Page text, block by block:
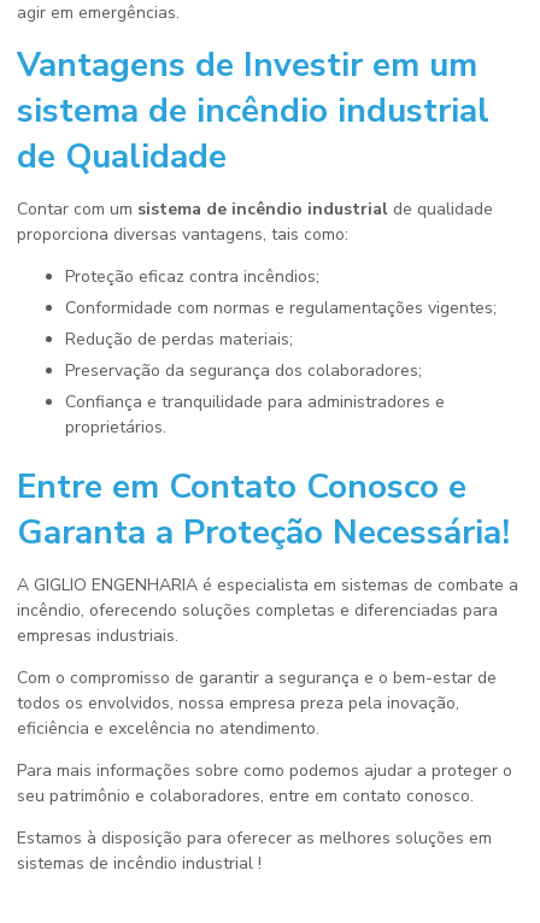
agir em emergências.
Vantagens de Investir em um
sistema de incêndio industrial
de Qualidade
Contar com um sistema de incêndio industrial de qualidade
proporciona diversas vantagens, tais como:
Proteção eficaz contra incêndios;
Conformidade com normas e regulamentações vigentes;
Redução de perdas materiais;
Preservação da segurança dos colaboradores;
Confiança e tranquilidade para administradores e
proprietários.
Entre em Contato Conosco e
Garanta a Proteção Necessária!
A GIGLIO ENGENHARIA é especialista em sistemas de combate a
incêndio, oferecendo soluções completas e diferenciadas para
empresas industriais.
Com o compromisso de garantir a segurança e o bem-estar de
todos os envolvidos, nossa empresa preza pela inovação,
eficiência e excelência no atendimento.
Para mais informações sobre como podemos ajudar a proteger o
seu patrimônio e colaboradores, entre em contato conosco.
Estamos à disposição para oferecer as melhores soluções em
sistemas de incêndio industrial !